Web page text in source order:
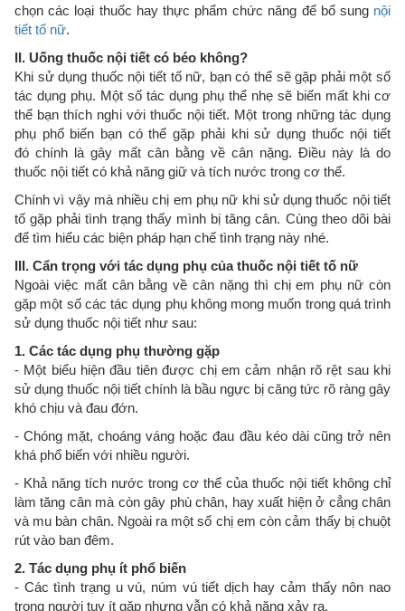
chọn các loại thuốc hay thực phẩm chức năng để bổ sung nội
tiết tố nữ.
II. Uống thuốc nội tiết có béo không?
Khi sử dụng thuốc nội tiết tố nữ, bạn có thể sẽ gặp phải một số
tác dụng phụ. Một số tác dụng phụ thể nhẹ sẽ biến mất khi cơ
thể bạn thích nghi với thuốc nội tiết. Một trong những tác dụng
phụ phổ biến bạn có thể gặp phải khi sử dụng thuốc nội tiết
đó chính là gây mất cân bằng về cân nặng. Điều này là do
thuốc nội tiết có khả năng giữ và tích nước trong cơ thể.
Chính vì vậy mà nhiều chị em phụ nữ khi sử dụng thuốc nội tiết
tố gặp phải tình trạng thấy mình bị tăng cân. Cùng theo dõi bài
để tìm hiểu các biện pháp hạn chế tình trạng này nhé.
III. Cẩn trọng với tác dụng phụ của thuốc nội tiết tố nữ
Ngoài việc mất cân bằng về cân nặng thì chị em phụ nữ còn
gặp một số các tác dụng phụ không mong muốn trong quá trình
sử dụng thuốc nội tiết như sau:
1. Các tác dụng phụ thường gặp
- Một biểu hiện đầu tiên được chị em cảm nhận rõ rệt sau khi
sử dụng thuốc nội tiết chính là bầu ngực bị căng tức rõ ràng gây
khó chịu và đau đớn.
- Chóng mặt, choáng váng hoặc đau đầu kéo dài cũng trở nên
khá phổ biến với nhiều người.
- Khả năng tích nước trong cơ thể của thuốc nội tiết không chỉ
làm tăng cân mà còn gây phù chân, hay xuất hiện ở cẳng chân
và mu bàn chân. Ngoài ra một số chị em còn cảm thấy bị chuột
rút vào ban đêm.
2. Tác dụng phụ ít phổ biến
- Các tình trạng u vú, núm vú tiết dịch hay cảm thấy nôn nao
trong người tuy ít gặp nhưng vẫn có khả năng xảy ra.